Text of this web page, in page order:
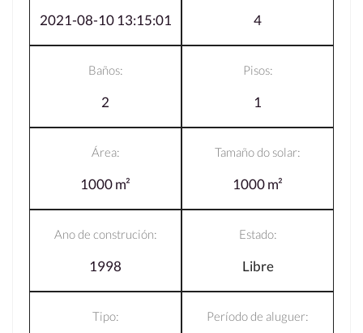
2021-08-10 13:15:01 4
Baños:
2
Pisos:
1
Área:
1000 m²
Tamaño do solar:
1000 m²
Ano de construción:
1998
Estado:
Libre
Tipo: Período de aluguer: